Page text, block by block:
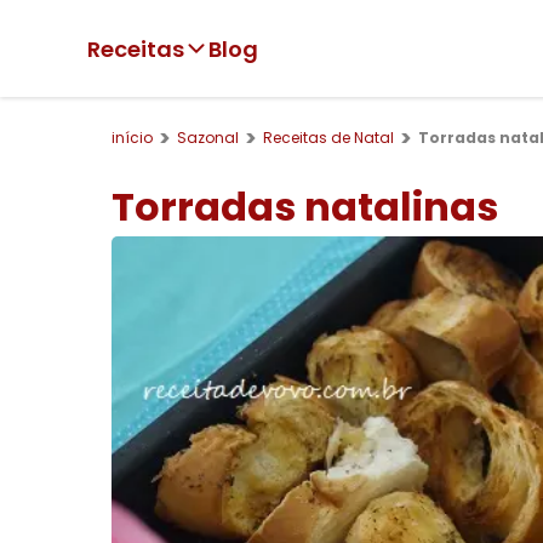
Receitas Blog
início Sazonal Receitas de Natal Torradas
Torradas natalinas